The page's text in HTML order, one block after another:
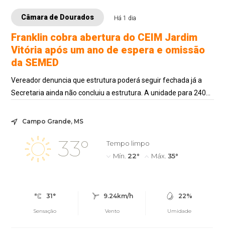
Câmara de Dourados Há 1 dia
Franklin cobra abertura do CEIM Jardim
Vitória após um ano de espera e omissão
da SEMED
Vereador denuncia que estrutura poderá seguir fechada já a
Secretaria ainda não concluiu a estrutura. A unidade para 240
Campo Grande, MS
33°
Tempo limpo
Mín. 22° Máx. 35°
31°
Sensação
9.24km/h
Vento
22%
Umidade